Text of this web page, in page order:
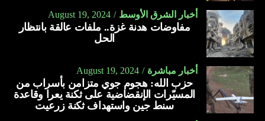
أخبار الشرق الأوسط August 19, 2024
مفاوضات هدنة غزة.. ملفات عالقة بانتظار
الحل
أخبار مباشرة August 19, 2024
حزب الله: هجوم جوي متزامن بأسراب من
المسيّرات الإنقضاضية على ثكنة يعرا وقاعدة
سنط جين واستهداف ثكنة زرعيت